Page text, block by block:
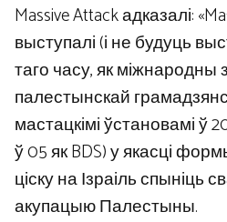
Massive Attack адказалі:
выступалі (і не будуць
таго часу, як
палестынскай
мастацкімі ўстановамі ў
ў 05 як BDS) у якасці
ціску на Ізраіль спыніць
акупацыю Палестыны.